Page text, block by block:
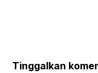
Tinggalkan